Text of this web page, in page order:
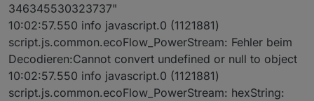
346345530323737"
10:02:57.550 info javascript.0 (1121881)
script.js.common.ecoFlow_PowerStream: Fehler beim
Decodieren:Cannot convert undefined or null to object
10:02:57.550 info javascript.0 (1121881)
script.js.common.ecoFlow_PowerStream: hexString: